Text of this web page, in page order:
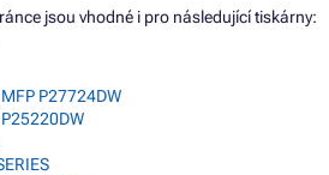
jsou vhodné i pro následující tiskárny:
P27724DW